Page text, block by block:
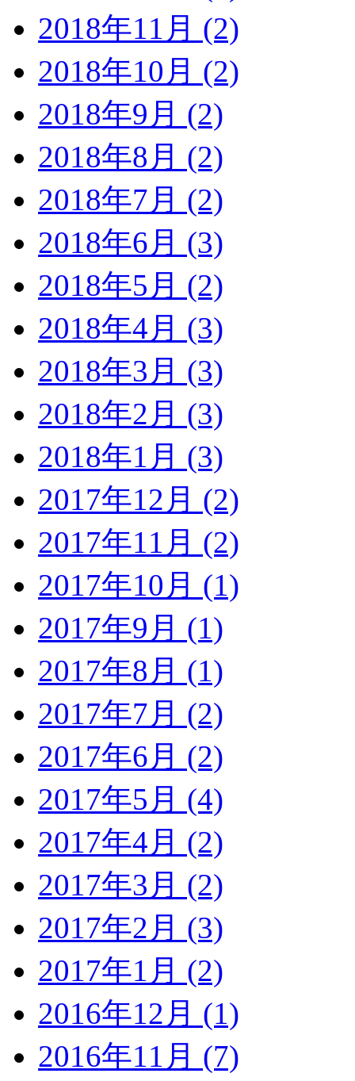
2018年11月 (2)
2018年10月 (2)
2018年9月 (2)
2018年8月 (2)
2018年7月 (2)
2018年6月 (3)
2018年5月 (2)
2018年4月 (3)
2018年3月 (3)
2018年2月 (3)
2018年1月 (3)
2017年12月 (2)
2017年11月 (2)
2017年10月 (1)
2017年9月 (1)
2017年8月 (1)
2017年7月 (2)
2017年6月 (2)
2017年5月 (4)
2017年4月 (2)
2017年3月 (2)
2017年2月 (3)
2017年1月 (2)
2016年12月 (1)
2016年11月 (7)